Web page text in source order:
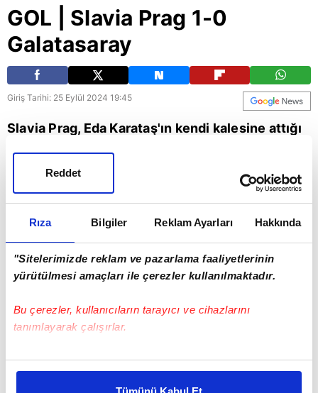
Rıza Bilgiler Reklam Ayarları Hakkında
"Sitelerimizde reklam ve pazarlama faaliyetlerinin
yürütülmesi amaçları ile çerezler kullanılmaktadır.
Bu çerezler, kullanıcıların tarayıcı ve cihazlarını
tanımlayarak çalışırlar.
Bu çerezlere izin vermeniz halinde sizlere özel
Reddet
GOL | Slavia Prag 1-0
Galatasaray
Giriş Tarihi: 25 Eylül 2024 19:45
Slavia Prag, Eda Karataş'ın kendi kalesine attığı
golle Galatasaray karşısında 1-0 öne geçti.